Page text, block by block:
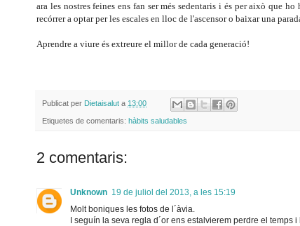
ara les nostres feines ens fan ser més sedentaris i és per això que
recórrer a optar per les escales en lloc de l'ascensor o baixar una
Aprendre a viure és extreure el millor de cada generació!
Publicat per Dietaisalut a 13:00
Etiquetes de comentaris: hàbits saludables
2 comentaris:
Unknown 19 de juliol del 2013, a les 15:19
Molt boniques les fotos de l´àvia.
I seguín la seva regla d´or ens estalvierem perdre el